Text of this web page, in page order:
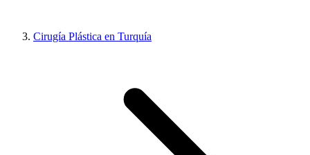
Cirugía Plástica en Turquía